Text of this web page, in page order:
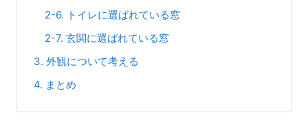
2-6. トイレに選ばれている窓
2-7. 玄関に選ばれている窓
3. 外観について考える
4. まとめ